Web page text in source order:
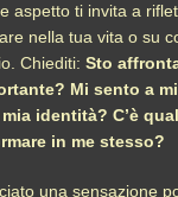
aspetto ti invita a
nella tua vita o su
Chiediti:Sto
Mi sento a
identità? C’è
in me stesso?
una sensazione